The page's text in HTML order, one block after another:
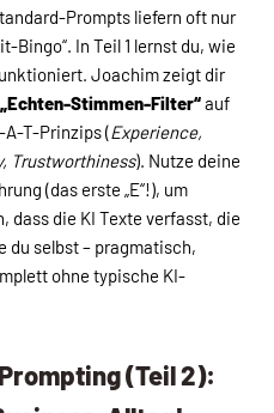
Prompts liefern oft nur
Bingo“. In Teil 1 lernst du, wie
Joachim zeigt dir
„Echten-Stimmen-Filter“auf
A-T-Prinzips (Experience,
Trustworthiness). Nutze deine
(das erste „E“!), um
dass die KI Texte verfasst, die
du selbst – pragmatisch,
ohne typische KI-
(Teil 2):